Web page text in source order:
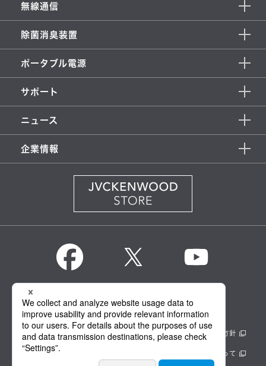
無線通信
除菌消臭装置
ポータブル電源
サポート
ニュース
企業情報
KENWOOD Global
情報セキュリティ基本方針 製品安全に関する基本方針
正しい表示への取り組み サイトのご利用にあたって